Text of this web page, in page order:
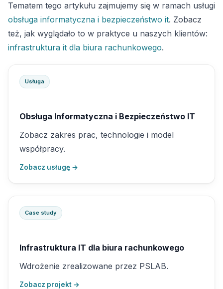
Tematem tego artykułu zajmujemy się w ramach usługi
obsługa informatyczna i bezpieczeństwo it. Zobacz
też, jak wyglądało to w praktyce u naszych klientów:
infrastruktura it dla biura rachunkowego.
Usługa
Obsługa Informatyczna i Bezpieczeństwo IT
Zobacz zakres prac, technologie i model
współpracy.
Zobacz usługę →
Case study
Infrastruktura IT dla biura rachunkowego
Wdrożenie zrealizowane przez PSLAB.
Zobacz projekt →